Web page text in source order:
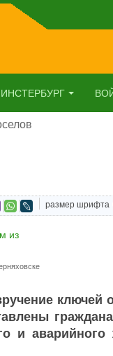
ИНСТЕРБУРГ
размер шрифта
ключей
и